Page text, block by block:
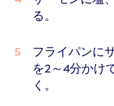
る。
フライパンに
を2～4分かけ
く。